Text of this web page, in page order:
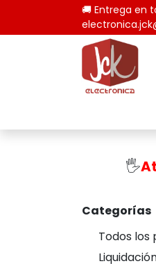
🚚 Entrega
🖐️
Categorías
Todos los